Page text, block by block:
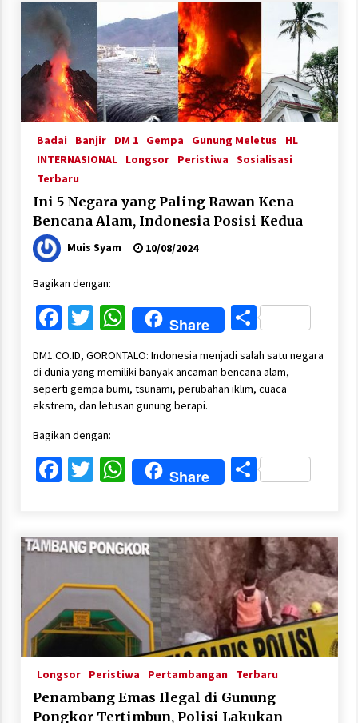
Badai Banjir DM 1 Gempa Gunung Meletus
HL
INTERNASIONAL
Longsor Peristiwa
Sosialisasi
Terbaru
Ini 5 Negara yang Paling Rawan Kena
Bencana Alam, Indonesia Posisi Kedua
Muis Syam 10/08/2024
Bagikan dengan:
Facebook
Twitter
WhatsApp
Share Share
DM1.CO.ID, GORONTALO: Indonesia menjadi salah satu negara
di dunia yang memiliki banyak ancaman bencana alam,
seperti gempa bumi, tsunami, perubahan iklim, cuaca
ekstrem, dan letusan gunung berapi.
Bagikan dengan:
Facebook
Twitter
WhatsApp
Share Share
Longsor Peristiwa Pertambangan Terbaru
Penambang Emas Ilegal di Gunung
Pongkor Tertimbun, Polisi Lakukan